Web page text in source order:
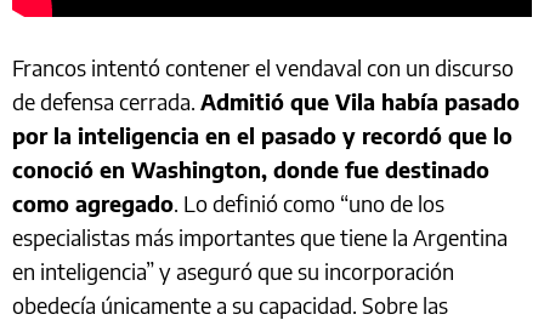
Francos intentó contener el vendaval con un discurso
de defensa cerrada. Admitió que Vila había pasado
por la inteligencia en el pasado y recordó que lo
conoció en Washington, donde fue destinado
como agregado. Lo definió como “uno de los
especialistas más importantes que tiene la Argentina
en inteligencia” y aseguró que su incorporación
obedecía únicamente a su capacidad. Sobre las